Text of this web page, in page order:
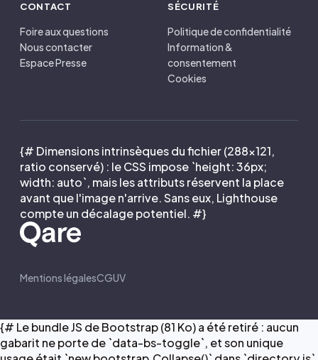
CONTACT
Foire aux questions
Nous contacter
Espace Presse
SÉCURITÉ
Politique de confidentialité
Information &
consentement
Cookies
{# Dimensions intrinsèques du fichier (288×121,
ratio conservé) : le CSS impose `height: 36px;
width: auto`, mais les attributs réservent la place
avant que l'image n'arrive. Sans eux, Lighthouse
compte un décalage potentiel. #}
Mentions légalesCGUV
{# Le bundle JS de Bootstrap (81 Ko) a été retiré : aucun
gabarit ne porte de `data-bs-toggle`, et son unique